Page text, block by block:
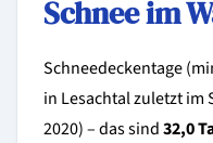
Schnee im
Schneedeckentage
in Lesachtal zuletzt im
2020) – das sind32,0